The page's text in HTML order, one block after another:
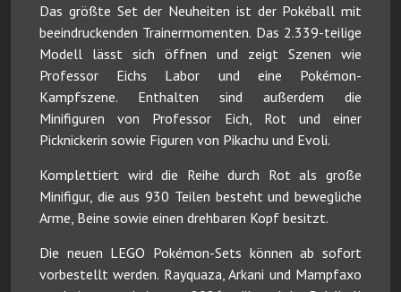
Das größte Set der Neuheiten ist der Pokéball mit
beeindruckenden Trainermomenten. Das 2.339-teilige
Modell lässt sich öffnen und zeigt Szenen wie
Professor Eichs Labor und eine Pokémon-
Kampfszene. Enthalten sind außerdem die
Minifiguren von Professor Eich, Rot und einer
Picknickerin sowie Figuren von Pikachu und Evoli.
Komplettiert wird die Reihe durch Rot als große
Minifigur, die aus 930 Teilen besteht und bewegliche
Arme, Beine sowie einen drehbaren Kopf besitzt.
Die neuen LEGO Pokémon-Sets können ab sofort
vorbestellt werden. Rayquaza, Arkani und Mampfaxo